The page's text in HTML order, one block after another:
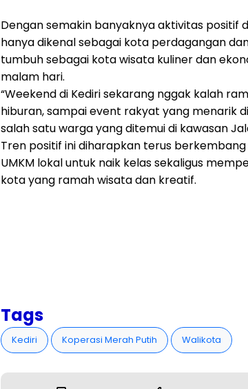
Dengan semakin banyaknya aktivitas positif
hanya dikenal sebagai kota perdagangan
tumbuh sebagai kota wisata kuliner dan
malam hari.
“Weekend di Kediri sekarang nggak kalah
hiburan, sampai event rakyat yang menarik
salah satu warga yang ditemui di kawasan
Tren positif ini diharapkan terus
UMKM lokal untuk naik kelas sekaligus
kota yang ramah wisata dan kreatif.
Tags
Kediri Koperasi Merah Putih Walikota